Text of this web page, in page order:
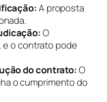
A proposta
O
e o contrato pode
do contrato:O
o cumprimento do